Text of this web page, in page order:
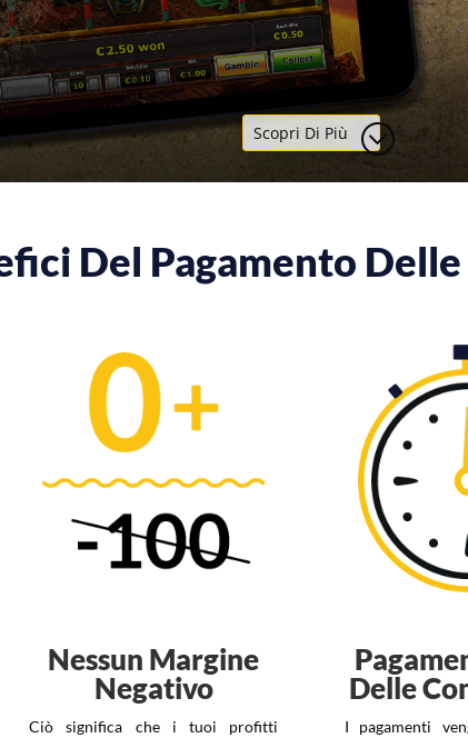
Scopri Di Più
Del Pagamento
Nessun Margine
Negativo
Ciò significa che i tuoi profitti
Delle
I pagamenti